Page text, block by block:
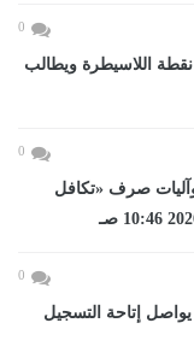
0
اللاسيطرة ويطالب
0
موعد وآليات صرف «تكافل
0
التنسيق يواصل إتاحة التسجيل